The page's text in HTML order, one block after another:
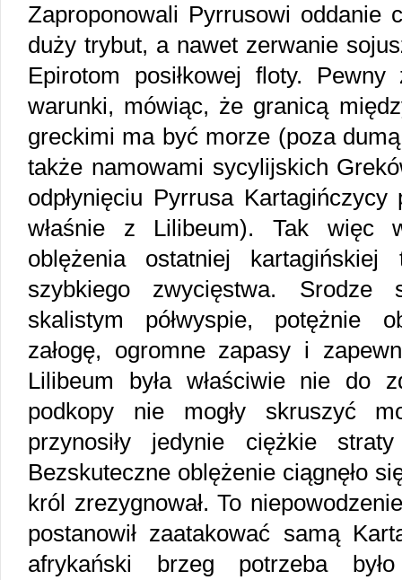
Zaproponowali Pyrrusowi oddanie
duży trybut, a nawet zerwanie
Epirotom posiłkowej floty.
warunki, mówiąc, że granicą
greckimi ma być morze (poza
także namowami sycylijskich
odpłynięciu Pyrrusa
właśnie z Lilibeum). Tak więc
oblężenia ostatniej kartagińskiej
szybkiego zwycięstwa. Srodze
skalistym półwyspie, potężnie
załogę, ogromne zapasy i
Lilibeum była właściwie nie do
podkopy nie mogły skruszyć
przynosiły jedynie ciężkie
Bezskuteczne oblężenie ciągnęło
król zrezygnował. To
postanowił zaatakować samą
afrykański brzeg potrzeba